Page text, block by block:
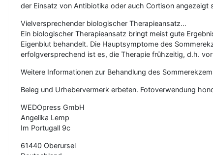
der Einsatz von Antibiotika oder auch Cortison
Vielversprechender biologischer Therapieansatz…
Ein biologischer Therapieansatz bringt meist gute
Eigenblut behandelt. Die Hauptsymptome des
erfolgversprechend ist es, die Therapie frühzeitig, d.h.
Weitere Informationen zur Behandlung des
Beleg und Urhebervermerk erbeten. Fotoverwendung
WEDOpress GmbH
Angelika Lemp
Im Portugall 9c
61440 Oberursel